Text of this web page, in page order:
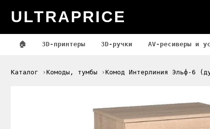
ULTRAPRICE
🏠 3D-принтеры 3D-ручки AV-ресиверы и
Каталог Комоды, тумбы Комод Интерлиния Эльф-6